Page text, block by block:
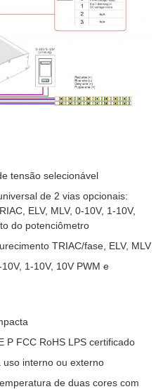
tensão selecionável
de 2 vias opcionais:
ELV, MLV, 0-10V, 1-10V,
do potenciômetro
TRIAC/fase, ELV, MLV
1-10V, 10V PWM e
P FCC RoHS LPS certificado
uso interno ou externo
de duas cores com